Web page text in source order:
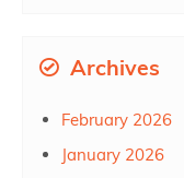
Archives
February 2026
January 2026